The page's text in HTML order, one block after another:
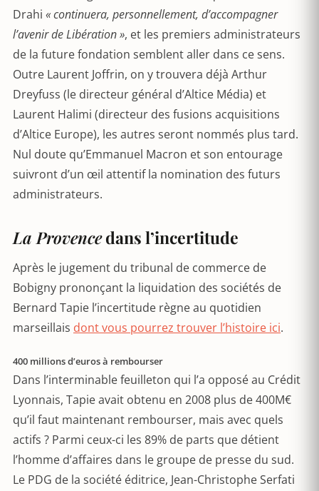
Drahi « continuera, personnellement, d’accompagner
l’avenir de Libération », et les premiers administrateurs
de la future fondation semblent aller dans ce sens.
Outre Laurent Joffrin, on y trouvera déjà Arthur
Dreyfuss (le directeur général d’Altice Média) et
Laurent Halimi (directeur des fusions acquisitions
d’Altice Europe), les autres seront nommés plus tard.
Nul doute qu’Emmanuel Macron et son entourage
suivront d’un œil attentif la nomination des futurs
administrateurs.
La Provencedans l’incertitude
Après le jugement du tribunal de commerce de
Bobigny prononçant la liquidation des sociétés de
Bernard Tapie l’incertitude règne au quotidien
marseillais dont vous pourrez trouver l’histoire ici.
400 millions d’euros à rembourser
Dans l’interminable feuilleton qui l’a opposé au Crédit
Lyonnais, Tapie avait obtenu en 2008 plus de 400M€
qu’il faut maintenant rembourser, mais avec quels
actifs ? Parmi ceux-ci les 89% de parts que détient
l’homme d’affaires dans le groupe de presse du sud.
Le PDG de la société éditrice, Jean-Christophe Serfati